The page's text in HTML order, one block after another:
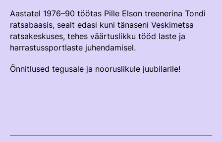
Edetabelid
Ametnikud
Regulatsioonid
Aastatel 1976–90 töötas Pille Elson treenerina Tondi
ratsabaasis, sealt edasi kuni tänaseni Veskimetsa
ratsakeskuses, tehes väärtuslikku tööd laste ja
harrastussportlaste juhendamisel.
Õnnitlused tegusale ja nooruslikule juubilarile!